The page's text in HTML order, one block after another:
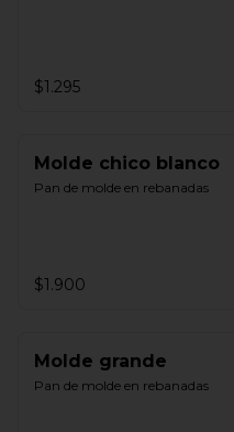
$1.295
Molde chico blanco
Pan de molde en rebanadas
$1.900
Molde grande
Pan de molde en rebanadas